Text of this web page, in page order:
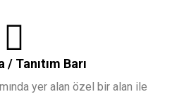
Tanıtım Barı
yer alan özel bir alan ile